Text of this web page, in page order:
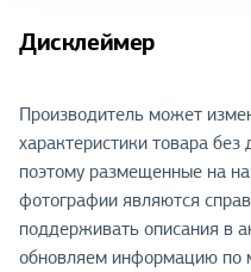
Дисклеймер
Производитель может
характеристики товара
поэтому размещенные на
фотографии являются
поддерживать описания в
обновляем информацию по